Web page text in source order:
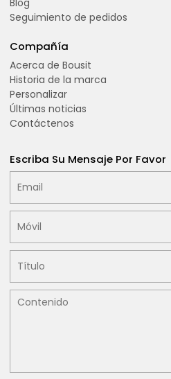
Seguimiento de pedidos
Compañía
Acerca de Bousit
Historia de la marca
Personalizar
Últimas noticias
Contáctenos
Escriba Su Mensaje Por Favor